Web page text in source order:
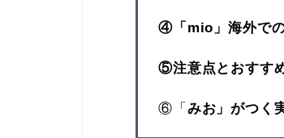
④「mio」海外で
⑤注意点とおすす
⑥「 みお」がつく